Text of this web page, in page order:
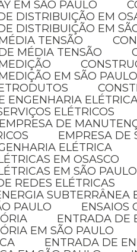
EM SÃO PAULO
DISTRIBUIÇÃO EM
DISTRIBUIÇÃO EM
TENSÃO
MÉDIA TENSÃO
EM SÃO PAULO
ENGENHARIA
ELÉTRICOS
EMPRESA DE
EMPRESA
ELÉTRICA
EM OSASCO
EM SÃO PAULO
REDES ELÉTRICAS
ENERGIA SUBTERRÂNEA
PAULO
ENTRADA
EM SÃO PAULO
ENTRADA DE